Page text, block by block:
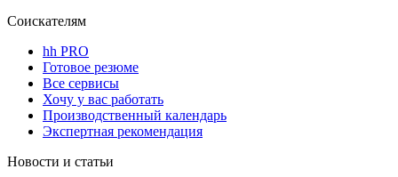
Соискателям
hh PRO
Готовое резюме
Все сервисы
Хочу у вас работать
Производственный календарь
Экспертная рекомендация
Новости и статьи